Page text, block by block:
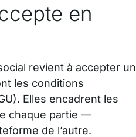
en
revient à accepter un
les conditions
Elles encadrent les
chaque partie —
de l’autre.